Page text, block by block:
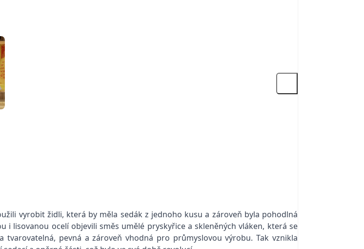
vyrobit židli, která by měla sedák z jednoho kusu a zároveň byla pohodlná
lisovanou ocelí objevili směs umělé pryskyřice a skleněných vláken, která se
pevná a zároveň vhodná pro průmyslovou výrobu. Tak vznikla